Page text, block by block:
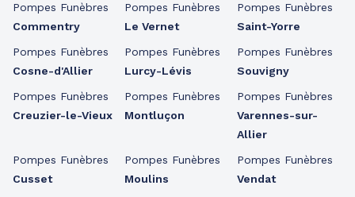
Pompes Funèbres
Commentry
Pompes Funèbres
Cosne-d'Allier
Pompes Funèbres
Creuzier-le-Vieux
Pompes Funèbres
Cusset
Pompes Funèbres
Le Vernet
Pompes Funèbres
Lurcy-Lévis
Pompes Funèbres
Montluçon
Pompes Funèbres
Moulins
Pompes Funèbres
Saint-Yorre
Pompes Funèbres
Souvigny
Pompes Funèbres
Varennes-sur-
Allier
Pompes Funèbres
Vendat